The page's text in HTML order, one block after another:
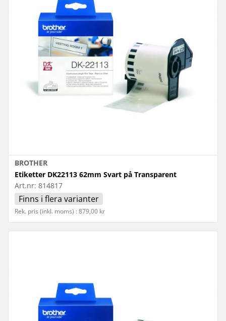
BROTHER
Etiketter DK22113 62mm Svart på Transparent
Art.nr: 814817
Finns i flera varianter
Rek. pris (inkl. moms) : 879,00 kr